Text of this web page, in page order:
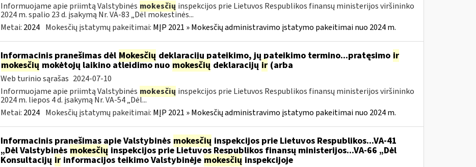
Informuojame apie priimtą Valstybinės mokesčių inspekcijos prie Lietuvos Respublikos finansų ministerijos viršininko
2024 m. spalio 23 d. įsakymą Nr. VA-83 „Dėl mokestinės...
Metai: 2024 Mokesčių įstatymų pakeitimai: MĮP 2021 » Mokesčių administravimo įstatymo pakeitimai nuo 2024 m.
Informacinis pranešimas dėl Mokesčių deklaracijų pateikimo, jų pateikimo termino...pratęsimo ir
mokesčių mokėtojų laikino atleidimo nuo mokesčių deklaracijų ir(arba
Web turinio sąrašas 2024-07-10
Informuojame apie priimtą Valstybinės mokesčių inspekcijos prie Lietuvos Respublikos finansų ministerijos viršininko
2024 m. liepos 4 d. įsakymą Nr. VA-54 „Dėl...
Metai: 2024 Mokesčių įstatymų pakeitimai: MĮP 2021 » Mokesčių administravimo įstatymo pakeitimai nuo 2024 m.
Informacinis pranešimas apie Valstybinės mokesčių inspekcijos prie Lietuvos Respublikos...VA-41
„Dėl Valstybinės mokesčių inspekcijos prie Lietuvos Respublikos finansų ministerijos...VA-66 „Dėl
Konsultacijų irinformacijos teikimo Valstybinėje mokesčių inspekcijoje